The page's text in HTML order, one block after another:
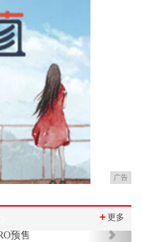
广告
＋更多
Next